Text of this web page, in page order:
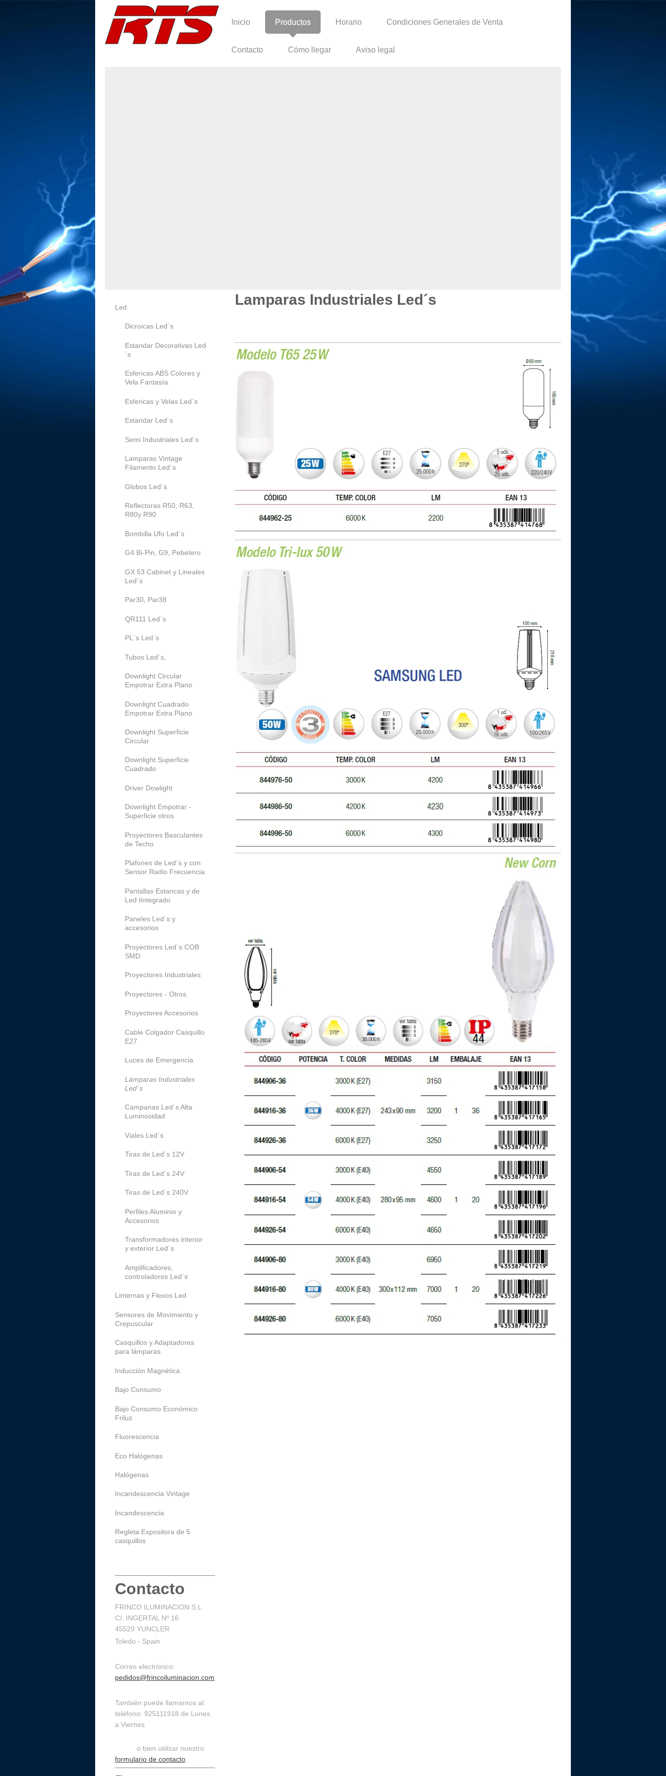
Inicio Productos Horario Condiciones Generales de Venta
Contacto Cómo llegar Aviso legal
Lamparas Industriales Led´s
Led
Dicroicas Led´s
Estandar Decorativas Led
´s
Esfericas ABS Colores y
Vela Fantasía
Esfericas y Velas Led´s
Estandar Led´s
Semi Industriales Led´s
Lamparas Vintage
Filamento Led´s
Globos Led´s
Reflectoras R50, R63,
R80y R90
Bombilla Ufo Led´s
G4 Bi-Pin, G9, Pebetero
GX 53 Cabinet y Lineales
Led´s
Par30, Par38
QR111 Led´s
PL´s Led´s
Tubos Led´s,
Downlight Circular
Empotrar Extra Plano
Downlight Cuadrado
Empotrar Extra Plano
Downlight Superficie
Circular
Downlight Superficie
Cuadrado
Driver Dowlight
Downlight Empotrar -
Superficie otros
Proyectores Basculantes
de Techo
Plafones de Led´s y con
Sensor Radio Frecuencia
Pantallas Estancas y de
Led iIntegrado
Paneles Led´s y
accesorios
Proyectores Led´s COB
SMD
Proyectores Industriales
Proyectores - Otros
Proyectores Accesorios
Cable Colgador Casquillo
E27
Luces de Emergencia
Lámparas Industriales
Led´s
Campanas Led´s Alta
Luminosidad
Viales Led´s
Tiras de Led´s 12V
Tiras de Led´s 24V
Tiras de Led´s 240V
Perfiles Aluminio y
Accesorios
Transformadores interior
y exterior Led´s
Amplificadores,
controladores Led´s
Linternas y Flexos Led
Sensores de Movimiento y
Crepuscular
Casquillos y Adaptadores
para lámparas
Inducción Magnética
Bajo Consumo
Bajo Consumo Económico
Friluz
Fluorescencia
Eco Halógenas
Halógenas
Incandescencia Vintage
Incandescencia
Regleta Expositora de 5
casquillos
Contacto
FRINCO ILUMINACION S.L.
C/. INGERTAL Nº 16
45529 YUNCLER
Toledo - Spain
Correo electrónico:
pedidos@frincoiluminacion.com
También puede llamarnos al
teléfono: 925111918 de Lunes
a Viernes
o bien utilizar nuestro
formulario de contacto